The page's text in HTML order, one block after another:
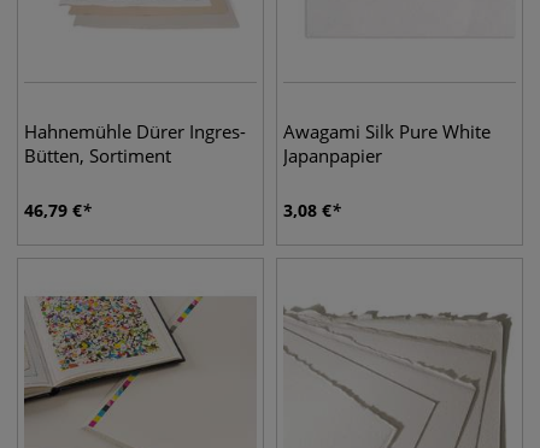
Hahnemühle Dürer Ingres-
Bütten, Sortiment
46,79 €
Awagami Silk Pure White
Japanpapier
3,08 €